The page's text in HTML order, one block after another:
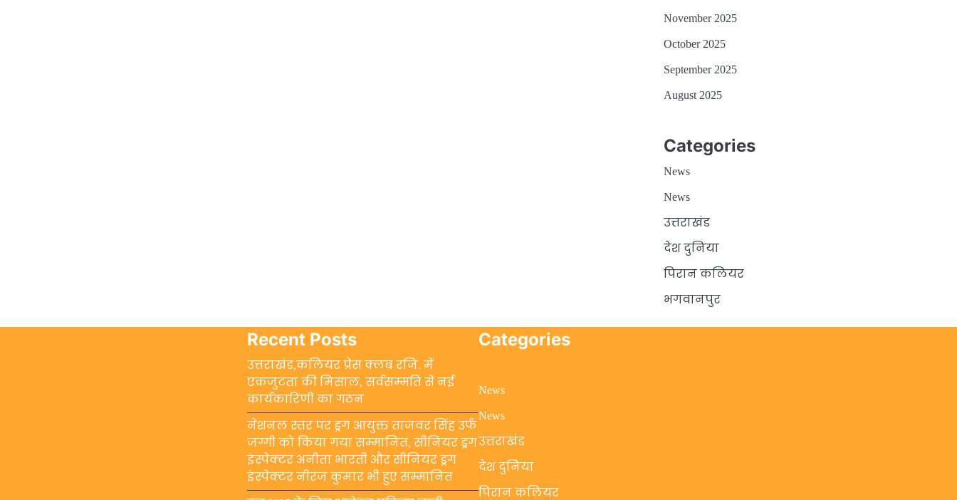
November 2025
October 2025
September 2025
August 2025
Categories
News
News
उत्तराखंड
देश दुनिया
पिरान कलियर
भगवानपुर
Recent Posts
उत्तराखंड,कलियर प्रेस क्लब रजि. में
एकजुटता की मिसाल, सर्वसम्मति से नई
कार्यकारिणी का गठन
नेशनल स्तर पर ड्रग आयुक्त ताजवर सिंह उर्फ
जग्गी को किया गया सम्मानित, सीनियर ड्रग
इंस्पेक्टर अनीता भारती और सीनियर ड्रग
इंस्पेक्टर नीरज कुमार भी हुए सम्मानित
Categories
News
News
उत्तराखंड
देश दुनिया
पिरान कलियर